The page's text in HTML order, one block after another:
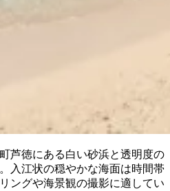
芦徳にある白い砂浜と透明度の
入江状の穏やかな海面は時間帯
ングや海景観の撮影に適してい